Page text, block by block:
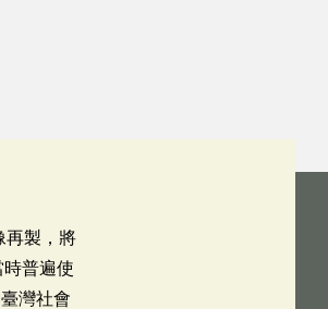
再製，將
普遍使
灣社會